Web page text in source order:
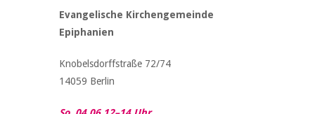
Evangelische Kirchengemeinde
Epiphanien
Knobelsdorffstraße 72/74
14059 Berlin